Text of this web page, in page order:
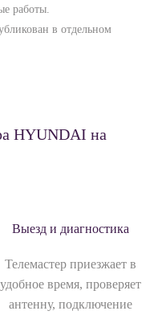
работы.
в отдельном
HYUNDAI на
Выезд и диагностика
Телемастер приезжает в
удобное время, проверяет
антенну, подключение